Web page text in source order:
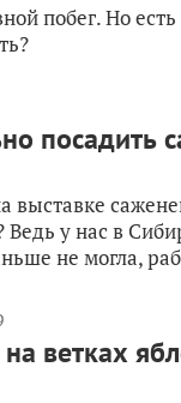
побег. Но
посадить
выставке
Ведь у нас в
не могла,
ветках